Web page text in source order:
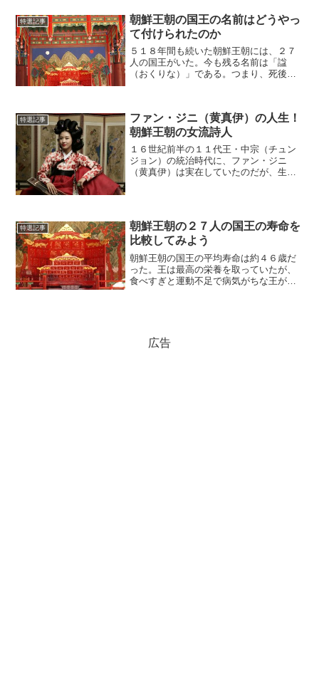
window.adsbyg...
特選記事
朝鮮王朝の国王の名前はどうやっ
て付けられたのか
５１８年間も続いた朝鮮王朝には、２７
人の国王がいた。今も残る名前は「諡
（おくりな）」である。つまり、死後に
か。(adsbygoogl...
特選記事
ファン・ジニ（黄真伊）の人生！
朝鮮王朝の女流詩人
１６世紀前半の１１代王・中宗（チュン
ジョン）の統治時代に、ファン・ジニ
（黄真伊）は実在していたのだが、生ま
まり記録が残っていない。そ...
特選記事
朝鮮王朝の２７人の国王の寿命を
比較してみよう
朝鮮王朝の国王の平均寿命は約４６歳だ
った。王は最高の栄養を取っていたが、
食べすぎと運動不足で病気がちな王が多
広告